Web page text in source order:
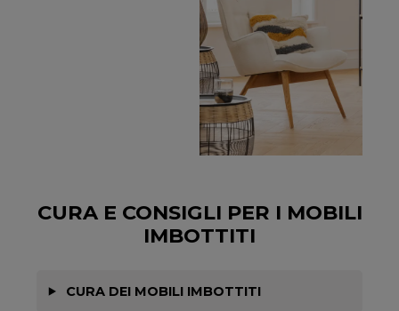
CURA E CONSIGLI PER I MOBILI
IMBOTTITI
CURA DEI MOBILI IMBOTTITI